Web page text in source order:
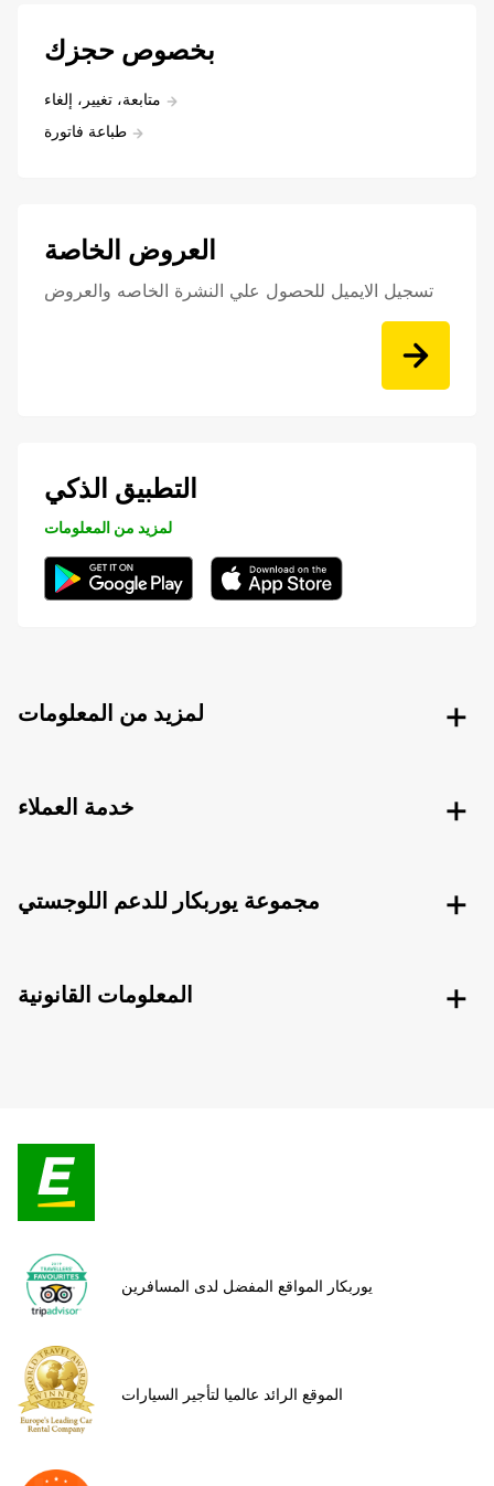
بخصوص حجزك
متابعة، تغيير، إلغاء
طباعة فاتورة
العروض الخاصة
تسجيل الايميل للحصول علي النشرة الخاصه والعروض
التطبيق الذكي
لمزيد من المعلومات
لمزيد من المعلومات
خدمة العملاء
مجموعة يوربكار للدعم اللوجستي
المعلومات القانونية
يوربكار المواقع المفضل لدى المسافرين
الموقع الرائد عالميا لتأجير السيارات